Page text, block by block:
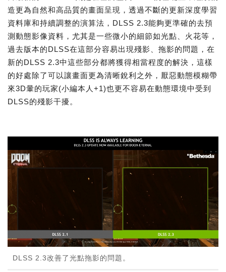
造更為自然和高品質的畫面呈現，透過不斷的更新深度學習
資料庫和持續調整的演算法，DLSS 2.3能夠更準確的去預
測動態影像資料，尤其是一些微小的細節如光點、火花等，
過去版本的DLSS在這部分容易出現殘影、拖影的問題，在
新的DLSS 2.3中這些部分都將獲得相當程度的解決，這樣
的好處除了可以讓畫面更為清晰銳利之外，厭惡動態模糊帶
來3D暈的玩家(小編本人+1)也更不容易在動態環境中受到
DLSS的殘影干擾。
DLSS 2.3改善了光點拖影的問題。